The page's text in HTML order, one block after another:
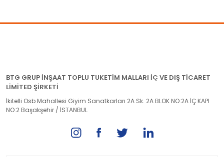
BTG GRUP İNŞAAT TOPLU TUKETİM MALLARI İÇ VE DIŞ TİCARET
LİMİTED ŞİRKETİ
İkitelli Osb Mahallesi Giyim Sanatkarları 2A Sk. 2A BLOK NO:2A İÇ KAPI
NO:2 Başakşehir / İSTANBUL